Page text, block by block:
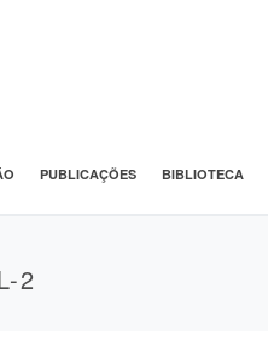
PUBLICAÇÕES BIBLIOTECA
2